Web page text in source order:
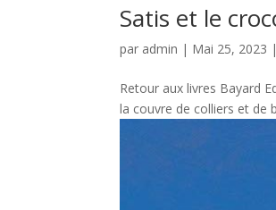
Satis et le
par admin | Mai 25, 2023
Retour aux livres Bayard
la couvre de colliers et de